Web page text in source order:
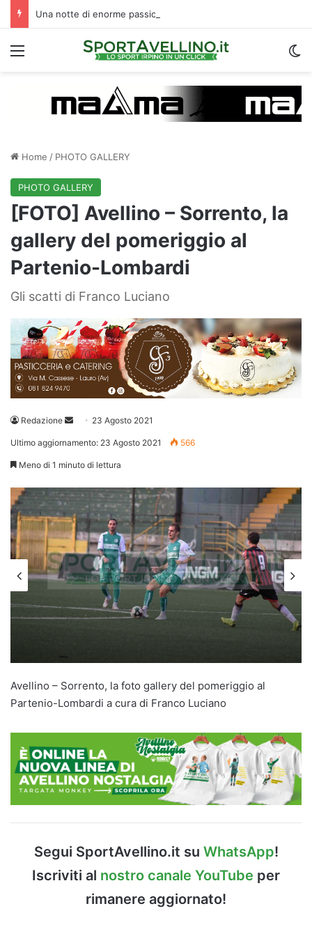
Menu
Home / PHOTO GALLERY
PHOTO GALLERY
[FOTO] Avellino – Sorrento, la
gallery del pomeriggio al
Partenio-Lombardi
Gli scatti di Franco Luciano
Redazione
Invia 23 Agosto 2021
Ultimo aggiornamento: 23 Agosto 2021 566
Meno di 1 minuto di lettura
Avellino – Sorrento, la foto gallery del pomeriggio al
Partenio-Lombardi a cura di Franco Luciano
Segui SportAvellino.it su WhatsApp!
Iscriviti al nostro canale YouTube per
rimanere aggiornato!